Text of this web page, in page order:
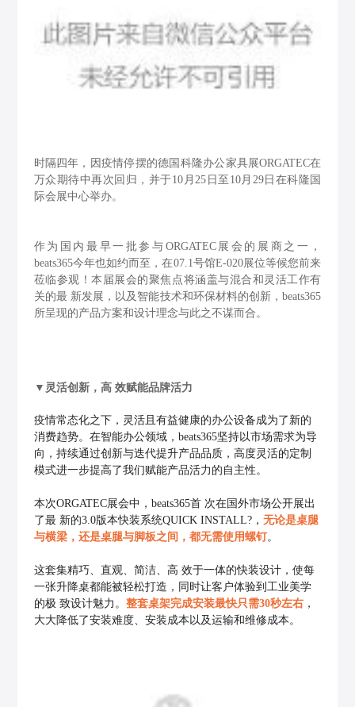
时隔四年，因疫情停摆的德国科隆办公家具展ORGATEC在
万众期待中再次回归，并于10月25日至10月29日在科隆国
际会展中心举办。
作为国内最早一批参与ORGATEC展会的展商之一，
beats365今年也如约而至，在07.1号馆E-020展位等候您前来
莅临参观！本届展会的聚焦点将涵盖与混合和灵活工作有
关的最 新发展，以及智能技术和环保材料的创新，beats365
所呈现的产品方案和设计理念与此之不谋而合。
▼ 灵活创新，高 效赋能品牌活力
疫情常态化之下，灵活且有益健康的办公设备成为了新的
消费趋势。在智能办公领域，beats365坚持以市场需求为导
向，持续通过创新与迭代提升产品品质，高度灵活的定制
模式进一步提高了我们赋能产品活力的自主性。
本次ORGATEC展会中，beats365首 次在国外市场公开展出
了最 新的3.0版本快装系统QUICK INSTALL?， 无论是桌腿
与横梁，还是桌腿与脚板之间，都无需使用螺钉。
这套集精巧、直观、简洁、高 效于一体的快装设计，使每
一张升降桌都能被轻松打造，同时让客户体验到工业美学
的极 致设计魅力。 整套桌架完成安装最快只需30秒左右，
大大降低了安装难度、安装成本以及运输和维修成本。